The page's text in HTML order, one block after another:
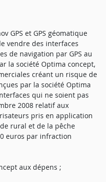
GPS et GPS géomatique
vendre des interfaces
de navigation par GPS au
la société Optima concept,
créant un risque de
par la société Optima
qui ne soient pas
2008 relatif aux
pris en application
rural et de la pêche
euros par infraction
aux dépens ;